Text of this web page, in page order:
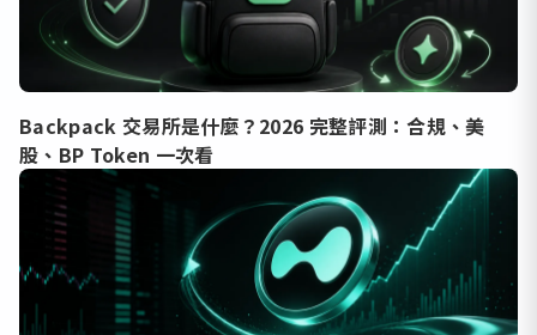
Backpack 交易所是什麼？2026 完整評測：合規、美
股、BP Token 一次看